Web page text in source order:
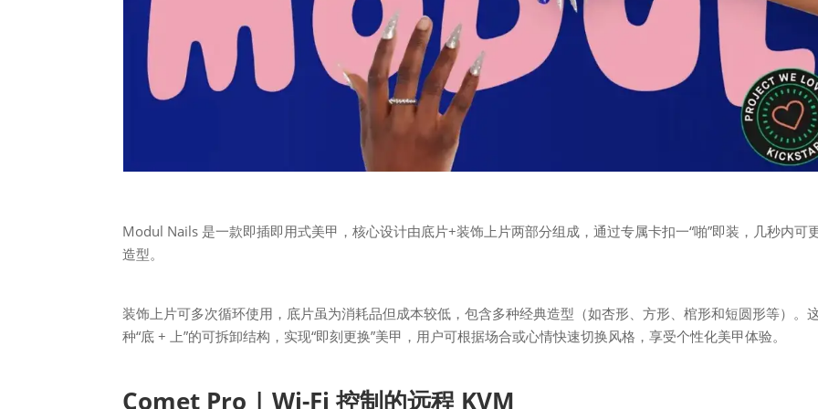
Modul Nails 是一款即插即用式美甲，核心设计由底片+装饰上片两部分组成，通过专属卡扣一“啪”即装，几秒内可
造型。
装饰上片可多次循环使用，底片虽为消耗品但成本较低，包含多种经典造型（如杏形、方形、棺形和短圆形等）。
种“底 + 上”的可拆卸结构，实现“即刻更换”美甲，用户可根据场合或心情快速切换风格，享受个性化美甲体验。
Comet Pro | Wi-Fi 控制的远程 KVM